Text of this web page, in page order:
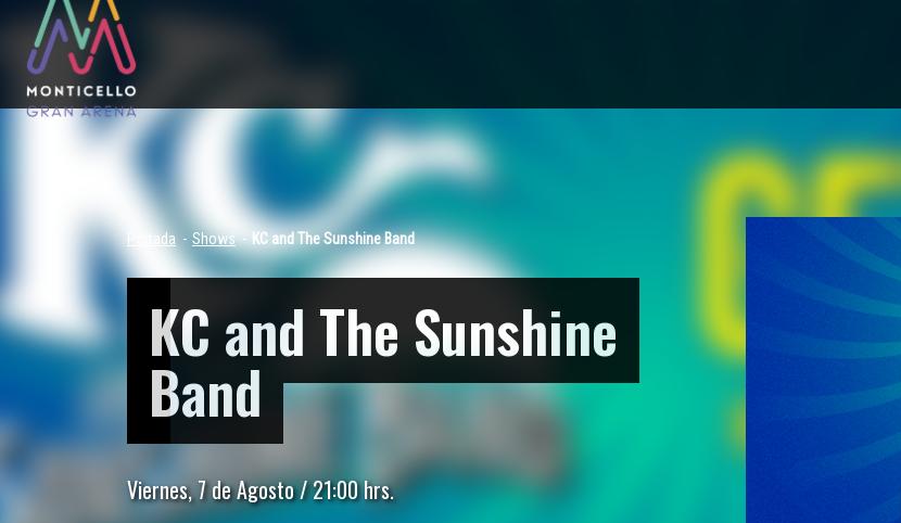
Portada Shows KC and The Sunshine Band
KC and The Sunshine
Band
Viernes, 7 de Agosto / 21:00 hrs.